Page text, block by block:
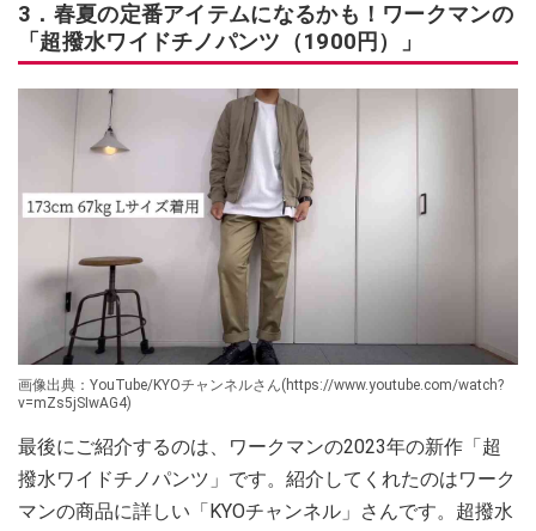
3．春夏の定番アイテムになるかも！ワークマンの
「超撥水ワイドチノパンツ（1900円）」
画像出典：YouTube/KYOチャンネルさん(https://www.youtube.com/watch?
v=mZs5jSIwAG4)
最後にご紹介するのは、ワークマンの2023年の新作「超
撥水ワイドチノパンツ」です。紹介してくれたのはワーク
マンの商品に詳しい「KYOチャンネル」さんです。超撥水